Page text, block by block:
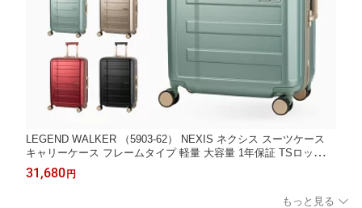
LEGEND WALKER （5903-62） NEXIS ネクシス スーツケース
キャリーケース フレームタイプ 軽量 大容量 1年保証 TSロック
ストッパー付 静音ダブルキャスター USBポート 取り外し可能内
装 シンプル カジュアル 出張 女子旅 防災 Mサイズ 5〜7泊 あす楽
31,680円
もっと見る